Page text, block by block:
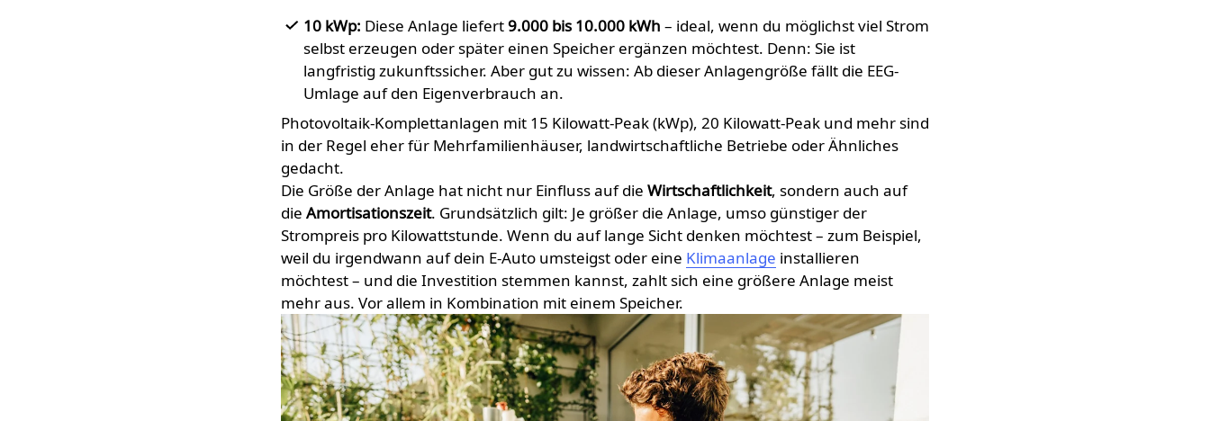
10 kWp: Diese Anlage liefert9.000 bis 10.000 kWh – ideal, wenn du möglichst viel Strom
selbst erzeugen oder später einen Speicher ergänzen möchtest. Denn: Sie ist
langfristig zukunftssicher. Aber gut zu wissen: Ab dieser Anlagengröße fällt die EEG-
Umlage auf den Eigenverbrauch an.
Photovoltaik-Komplettanlagen mit 15 Kilowatt-Peak (kWp), 20 Kilowatt-Peak und mehr sind
in der Regel eher für Mehrfamilienhäuser, landwirtschaftliche Betriebe oder Ähnliches
gedacht.
Die Größe der Anlage hat nicht nur Einfluss auf die Wirtschaftlichkeit, sondern auch auf
die Amortisationszeit. Grundsätzlich gilt: Je größer die Anlage, umso günstiger der
Strompreis pro Kilowattstunde. Wenn du auf lange Sicht denken möchtest – zum Beispiel,
weil du irgendwann auf dein E-Auto umsteigst oder eine Klimaanlage installieren
möchtest – und die Investition stemmen kannst, zahlt sich eine größere Anlage meist
mehr aus. Vor allem in Kombination mit einem Speicher.